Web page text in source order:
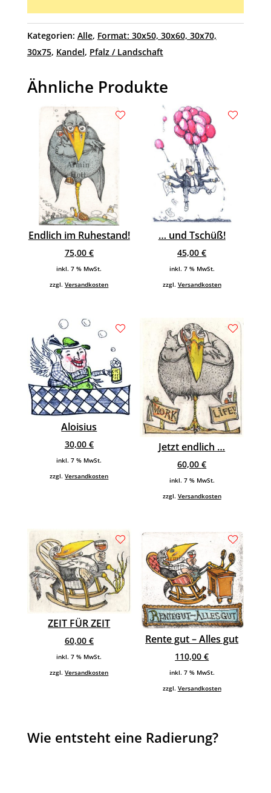
Kategorien: Alle, Format: 30x50, 30x60, 30x70,
30x75, Kandel, Pfalz / Landschaft
Ähnliche Produkte
Endlich im Ruhestand!
75,00 €
inkl. 7 % MwSt.
zzgl.Versandkosten
… und Tschüß!
45,00€
inkl. 7 % MwSt.
zzgl. Versandkosten
Aloisius
30,00 €
inkl. 7 % MwSt.
zzgl.Versandkosten
Jetzt endlich …
60,00€
inkl. 7 % MwSt.
zzgl. Versandkosten
ZEIT FÜR ZEIT
60,00 €
inkl. 7 % MwSt.
zzgl.Versandkosten
Rente gut – Alles gut
110,00€
inkl. 7 % MwSt.
zzgl. Versandkosten
Wie entsteht eine Radierung?